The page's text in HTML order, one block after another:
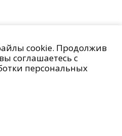
Контакты
персональных данных
cookie. Продолжив
соглашаетесь с
персональных